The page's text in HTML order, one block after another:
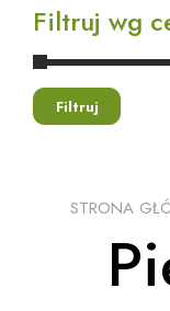
STRONA
Filtruj wg
Filtruj